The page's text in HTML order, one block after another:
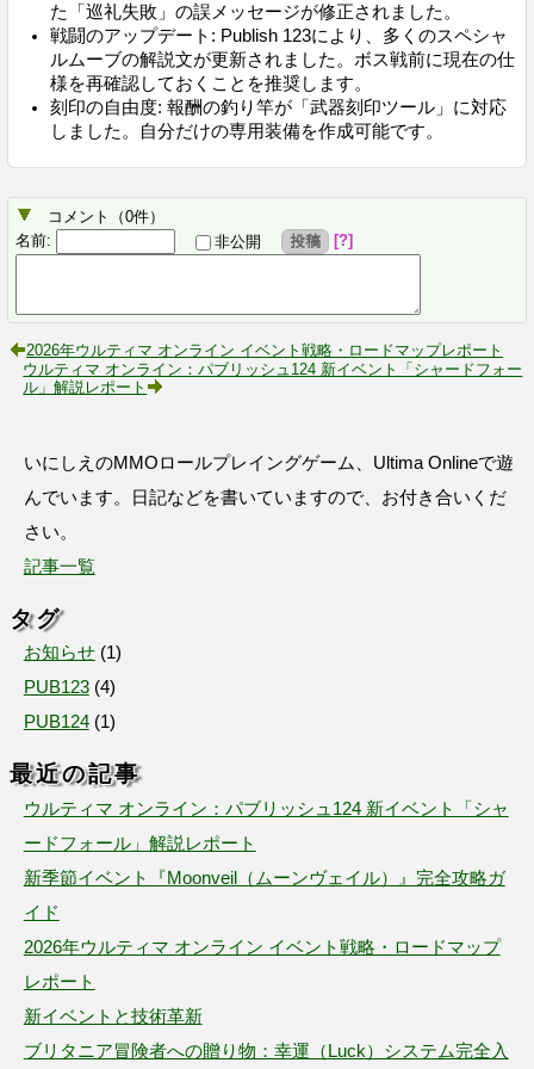
た「巡礼失敗」の誤メッセージが修正されました。
戦闘のアップデート: Publish 123により、多くのスペシャ
ルムーブの解説文が更新されました。ボス戦前に現在の仕
様を再確認しておくことを推奨します。
刻印の自由度: 報酬の釣り竿が「武器刻印ツール」に対応
しました。自分だけの専用装備を作成可能です。
コメント （0件）
名前: 非公開 投稿 ?
2026年ウルティマ オンライン イベント戦略・ロードマップレポート
ウルティマ オンライン：パブリッシュ124 新イベント「シャードフォー
ル」解説レポート
いにしえのMMOロールプレイングゲーム、Ultima Onlineで遊
んでいます。日記などを書いていますので、お付き合いくだ
さい。
記事一覧
タグ
お知らせ (1)
PUB123 (4)
PUB124 (1)
最近の記事
ウルティマ オンライン：パブリッシュ124 新イベント「シャ
ードフォール」解説レポート
新季節イベント『Moonveil（ムーンヴェイル）』完全攻略ガ
イド
2026年ウルティマ オンライン イベント戦略・ロードマップ
レポート
新イベントと技術革新
ブリタニア冒険者への贈り物：幸運（Luck）システム完全入